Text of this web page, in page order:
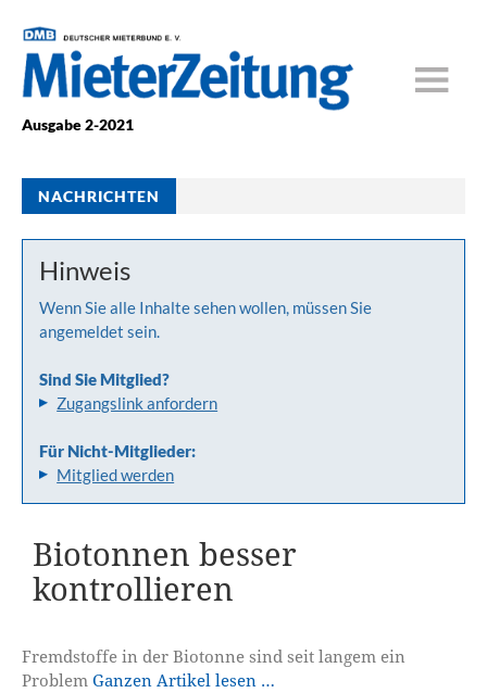
Ausgabe 2-2021
NACHRICHTEN
Hinweis
Wenn Sie alle Inhalte sehen wollen, müssen Sie
angemeldet sein.
Sind Sie Mitglied?
Zugangslink anfordern
Für Nicht-Mitglieder:
Mitglied werden
Biotonnen besser
kontrollieren
Fremdstoffe in der Biotonne sind seit langem ein
ProblemGanzen Artikel lesen …